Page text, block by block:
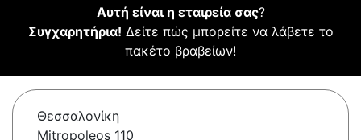
Αυτή είναι η εταιρεία σας?
Συγχαρητήρια! Δείτε πώς μπορείτε να λάβετε το
πακέτο βραβείων!
Θεσσαλονίκη
Mitropoleos 110